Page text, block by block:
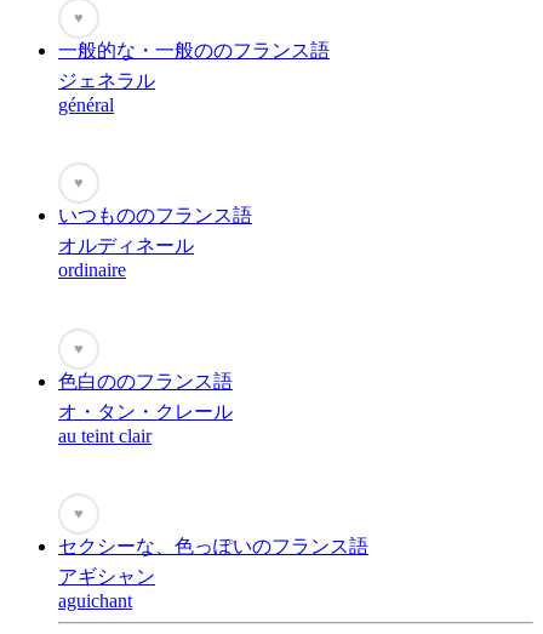
♥
一般的な・一般ののフランス語
ジェネラル
général
♥
いつもののフランス語
オルディネール
ordinaire
♥
色白ののフランス語
オ・タン・クレール
au teint clair
♥
セクシーな、色っぽいのフランス語
アギシャン
aguichant